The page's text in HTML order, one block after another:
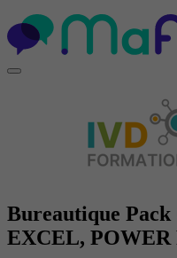
Bureautique
EXCEL,